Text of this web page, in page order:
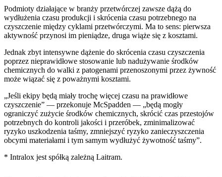
Podmioty działające w branży przetwórczej zawsze dążą do
wydłużenia czasu produkcji i skrócenia czasu potrzebnego na
czyszczenie między cyklami przetwórczymi. Ma to sens: pierwsza
aktywność przynosi im pieniądze, druga wiąże się z kosztami.
Jednak zbyt intensywne dążenie do skrócenia czasu czyszczenia
poprzez nieprawidłowe stosowanie lub nadużywanie środków
chemicznych do walki z patogenami przenoszonymi przez żywność
może wiązać się z poważnymi kosztami.
„Jeśli ekipy będą miały trochę więcej czasu na prawidłowe
czyszczenie” — przekonuje McSpadden — „będą mogły
ograniczyć zużycie środków chemicznych, skrócić czas przestojów
potrzebnych do kontroli jakości i przeróbek, zminimalizować
ryzyko uszkodzenia taśmy, zmniejszyć ryzyko zanieczyszczenia
obcymi materiałami i tym samym wydłużyć żywotność taśmy”.
* Intralox jest spółką zależną Laitram.